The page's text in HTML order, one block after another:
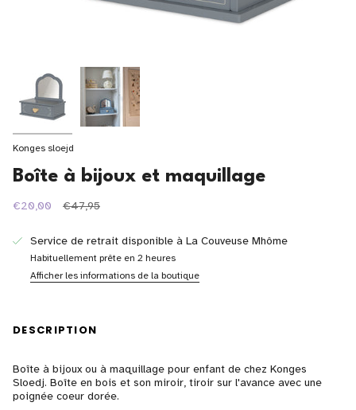
Konges sloejd
Boîte à bijoux et maquillage
€20,00
Prix
€47,95
Service de retrait disponible à La Couveuse Mhôme
Habituellement prête en 2 heures
Afficher les informations de la boutique
DESCRIPTION
Boîte à bijoux ou à maquillage pour enfant de chez Konges
Sloedj. Boîte en bois et son miroir, tiroir sur l'avance avec une
poignée coeur dorée.